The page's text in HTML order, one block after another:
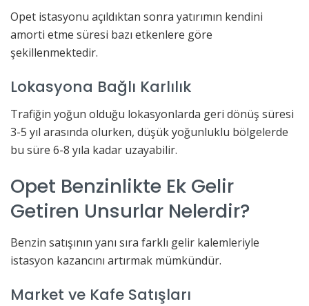
Opet istasyonu açıldıktan sonra yatırımın kendini
amorti etme süresi bazı etkenlere göre
şekillenmektedir.
Lokasyona Bağlı Karlılık
Trafiğin yoğun olduğu lokasyonlarda geri dönüş süresi
3-5 yıl arasında olurken, düşük yoğunluklu bölgelerde
bu süre 6-8 yıla kadar uzayabilir.
Opet Benzinlikte Ek Gelir
Getiren Unsurlar Nelerdir?
Benzin satışının yanı sıra farklı gelir kalemleriyle
istasyon kazancını artırmak mümkündür.
Market ve Kafe Satışları